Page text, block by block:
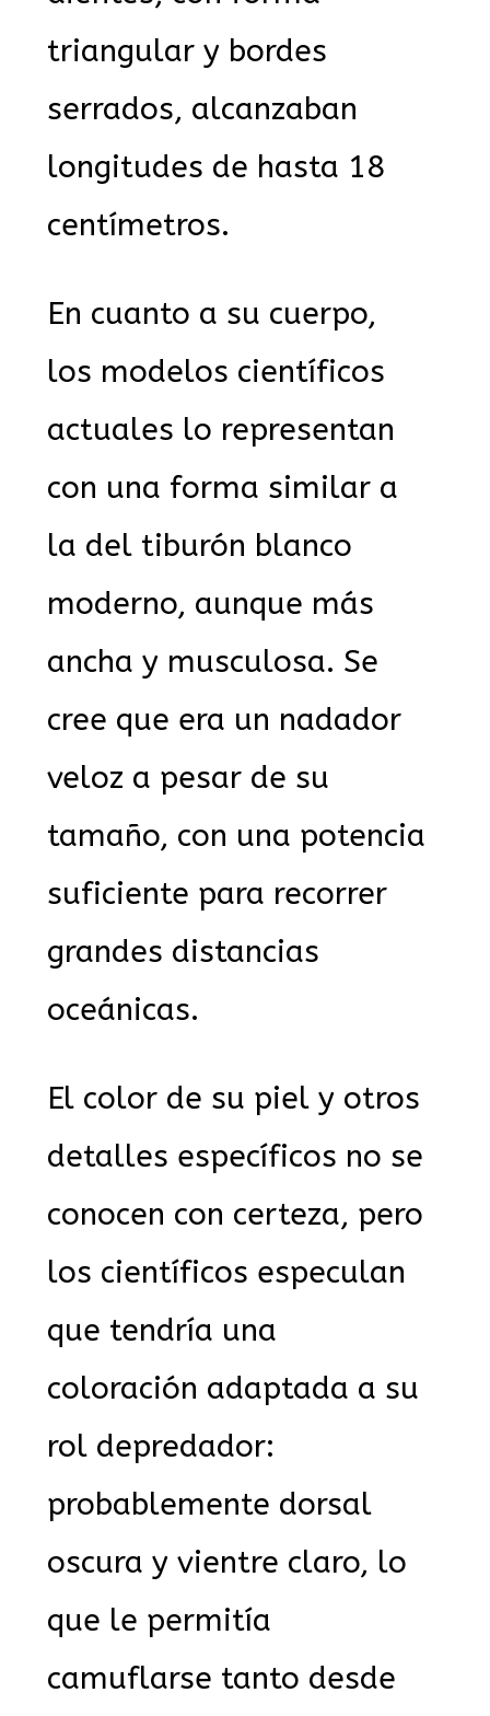
triangular y bordes
serrados, alcanzaban
longitudes de hasta 18
centímetros.
En cuanto a su cuerpo,
los modelos científicos
actuales lo representan
con una forma similar a
la del tiburón blanco
moderno, aunque más
ancha y musculosa. Se
cree que era un nadador
veloz a pesar de su
tamaño, con una potencia
suficiente para recorrer
grandes distancias
oceánicas.
El color de su piel y otros
detalles específicos no se
conocen con certeza, pero
los científicos especulan
que tendría una
coloración adaptada a su
rol depredador:
probablemente dorsal
oscura y vientre claro, lo
que le permitía
camuflarse tanto desde